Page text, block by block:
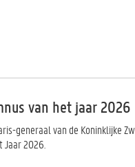
van het jaar 2026
generaal van de Koninklijke
2026.